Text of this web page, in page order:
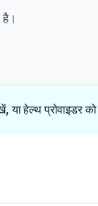
या हेल्थ प्रोवाइडर